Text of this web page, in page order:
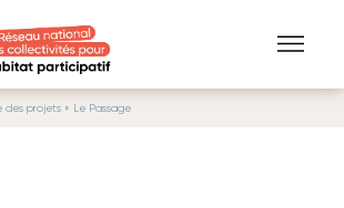
des projets » Le Passage